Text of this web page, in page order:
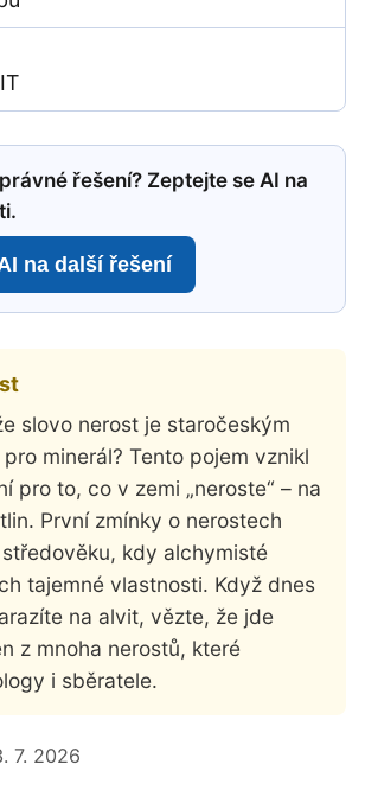
řešení? Zeptejte se AI na
na další řešení
slovo nerost je staročeským
minerál? Tento pojem vznikl
pro to, co v zemi „neroste“ – na
První zmínky o nerostech
kdy alchymisté
tajemné vlastnosti. Když dnes
na alvit, vězte, že jde
z mnoha nerostů, které
i sběratele.
7. 2026